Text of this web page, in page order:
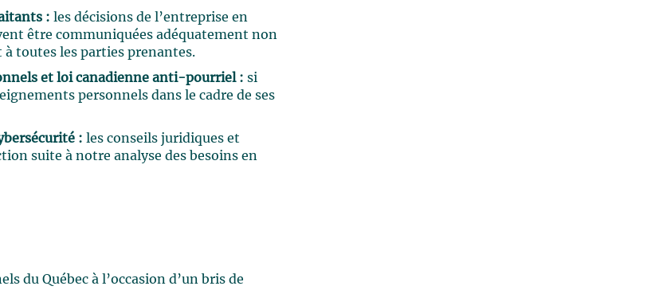
: les décisions de l’entreprise en
être communiquées adéquatement non
toutes les parties prenantes.
et loi canadienne anti-pourriel : si
personnels dans le cadre de ses
: les conseils juridiques et
suite à notre analyse des besoins en
du Québec à l’occasion d’un bris de